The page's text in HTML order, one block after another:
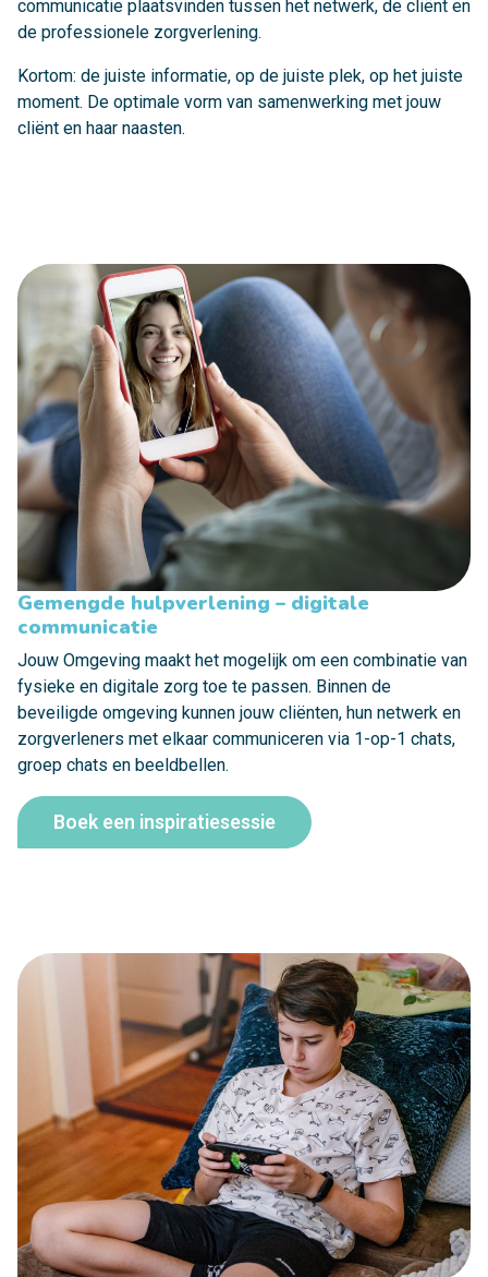
communicatie plaatsvinden tussen het netwerk, de cliënt en
de professionele zorgverlening.
Kortom: de juiste informatie, op de juiste plek, op het juiste
moment. De optimale vorm van samenwerking met jouw
cliënt en haar naasten.
Gemengde hulpverlening – digitale
communicatie
Jouw Omgeving maakt het mogelijk om een combinatie van
fysieke en digitale zorg toe te passen. Binnen de
beveiligde omgeving kunnen jouw cliënten, hun netwerk en
zorgverleners met elkaar communiceren via 1-op-1 chats,
groep chats en beeldbellen.
Boek een inspiratiesessie